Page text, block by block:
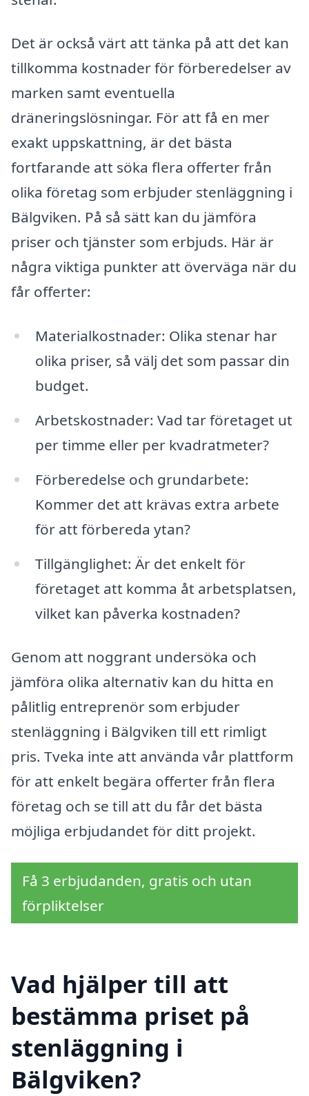
Det är också värt att tänka på att det kan
tillkomma kostnader för förberedelser av
marken samt eventuella
dräneringslösningar. För att få en mer
exakt uppskattning, är det bästa
fortfarande att söka flera offerter från
olika företag som erbjuder stenläggning i
Bälgviken. På så sätt kan du jämföra
priser och tjänster som erbjuds. Här är
några viktiga punkter att överväga när du
får offerter:
Materialkostnader: Olika stenar har
olika priser, så välj det som passar din
budget.
Arbetskostnader: Vad tar företaget ut
per timme eller per kvadratmeter?
Förberedelse och grundarbete:
Kommer det att krävas extra arbete
för att förbereda ytan?
Tillgänglighet: Är det enkelt för
företaget att komma åt arbetsplatsen,
vilket kan påverka kostnaden?
Genom att noggrant undersöka och
jämföra olika alternativ kan du hitta en
pålitlig entreprenör som erbjuder
stenläggning i Bälgviken till ett rimligt
pris. Tveka inte att använda vår plattform
för att enkelt begära offerter från flera
företag och se till att du får det bästa
möjliga erbjudandet för ditt projekt.
Få 3 erbjudanden, gratis och utan
förpliktelser
Vad hjälper till att
bestämma priset på
stenläggning i
Bälgviken?